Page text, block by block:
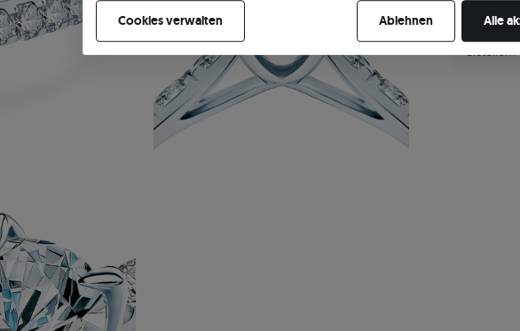
Cookies verwalten
Ablehnen Alle